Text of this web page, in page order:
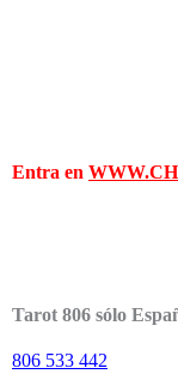
Entra en
Tarot 806 sólo
806 533 442